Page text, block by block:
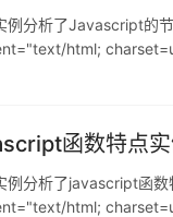
例分析了Javascript的
html;
函数特点
例分析了javascript函
html;